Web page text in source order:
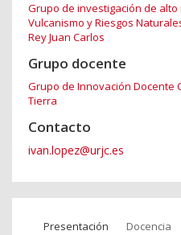
Grupo de investigación de
Vulcanismo y Riesgos
Rey Juan Carlos
Grupo docente
Grupo de Innovación Docente
Tierra
Contacto
ivan.lopez@urjc.es
Presentación Docencia